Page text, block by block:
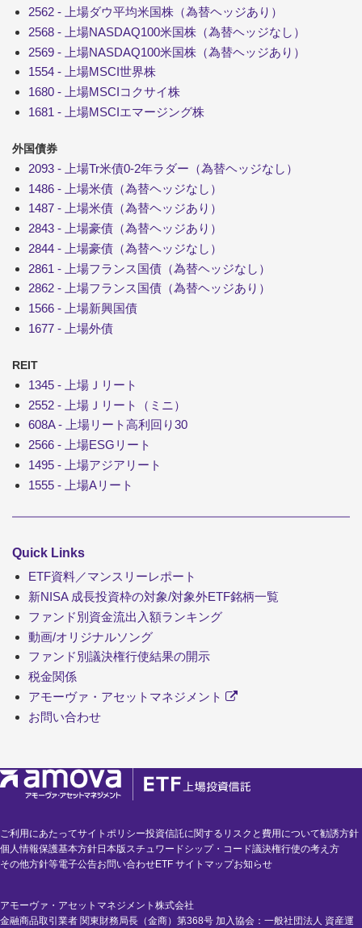
2562 - 上場ダウ平均米国株（為替ヘッジあり）
2568 - 上場NASDAQ100米国株（為替ヘッジなし）
2569 - 上場NASDAQ100米国株（為替ヘッジあり）
1554 - 上場MSCI世界株
1680 - 上場MSCIコクサイ株
1681 - 上場MSCIエマージング株
外国債券
2093 - 上場Tr米債0-2年ラダー（為替ヘッジなし）
1486 - 上場米債（為替ヘッジなし）
1487 - 上場米債（為替ヘッジあり）
2843 - 上場豪債（為替ヘッジあり）
2844 - 上場豪債（為替ヘッジなし）
2861 - 上場フランス国債（為替ヘッジなし）
2862 - 上場フランス国債（為替ヘッジあり）
1566 - 上場新興国債
1677 - 上場外債
REIT
1345 - 上場Ｊリート
2552 - 上場Ｊリート（ミニ）
608A - 上場リート高利回り30
2566 - 上場ESGリート
1495 - 上場アジアリート
1555 - 上場Aリート
Quick Links
ETF資料／マンスリーレポート
新NISA 成長投資枠の対象/対象外ETF銘柄一覧
ファンド別資金流出入額ランキング
動画/オリジナルソング
ファンド別議決権行使結果の開示
税金関係
アモーヴァ・アセットマネジメント
お問い合わせ
ご利用にあたってサイトポリシー投資信託に関するリスクと費用について勧誘方針
個人情報保護基本方針日本版スチュワードシップ・コード議決権行使の考え方
その他方針等電子公告お問い合わせETF サイトマップお知らせ
アモーヴァ・アセットマネジメント株式会社
金融商品取引業者 関東財務局長（金商）第368号 加入協会：一般社団法人 資産運